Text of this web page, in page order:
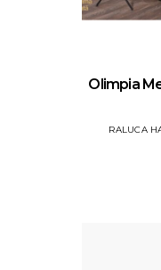
Olimpia
RALUCA